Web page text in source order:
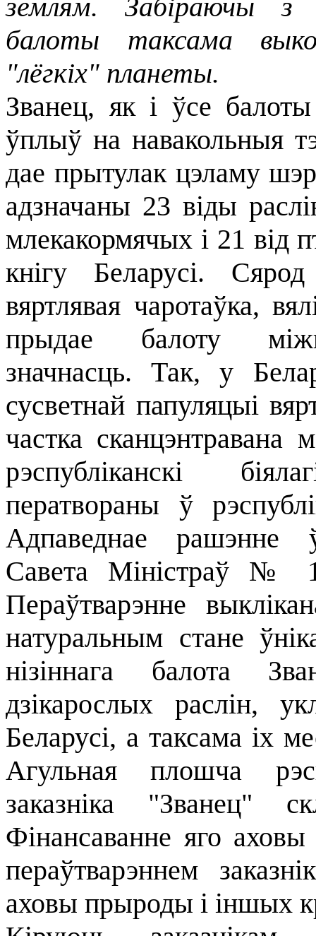
землям. Забіраючы з
балоты таксама
"лёгкіх" планеты.
Званец, як і ўсе
ўплыў на навакольныя
дае прытулак цэламу
адзначаны 23 віды
млекакормячых і 21 від
кнігу Беларусі.
вяртлявая чаротаўка,
прыдае балоту
значнасць. Так, у
сусветнай папуляцыі
частка
рэспубліканскі
ператвораны ў
Адпаведнае рашэнне
Савета Міністраў №
Пераўтварэнне
натуральным стане
нізіннага балота
дзікарослых раслін,
Беларусі, а таксама іх
Агульная плошча
заказніка "Званец"
Фінансаванне яго
пераўтварэннем
аховы прыроды і іншых